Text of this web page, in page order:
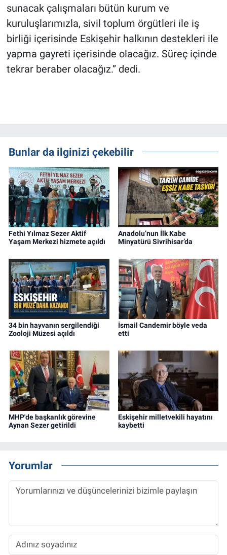
sunacak çalışmaları bütün kurum ve
kuruluşlarımızla, sivil toplum örgütleri ile iş
birliği içerisinde Eskişehir halkının destekleri ile
yapma gayreti içerisinde olacağız. Süreç içinde
tekrar beraber olacağız.” dedi.
Bunlar da ilginizi çekebilir
Fethi Yılmaz Sezer Aktif
Yaşam Merkezi hizmete açıldı
Anadolu’nun İlk Kabe
Minyatürü Sivrihisar’da
34 bin hayvanın sergilendiği
Zooloji Müzesi açıldı
İsmail Candemir böyle veda
etti
MHP'de başkanlık görevine
Aynan Sezer getirildi
Eskişehir milletvekili hayatını
kaybetti
Yorumlar